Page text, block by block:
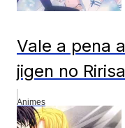
Vale a pena
jigen no
Animes